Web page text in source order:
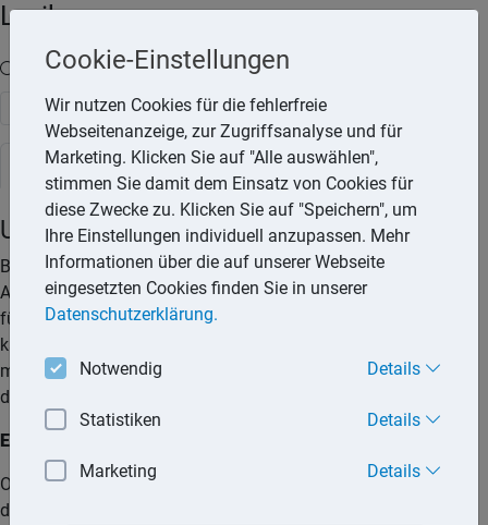
Lexika
Volltext-Suche in den Lexika
Suchen
Rechtslexikon
Untervermietung der Wohnung
Besondere Umstände (z. B. finanzielle Probleme wegen
Arbeitslosigkeit oder Auszug des Partners) können dazu
führen, dass sich der Miete seine Wohnung nicht mehr leisten
kann. Wenn er nicht ausziehen möchte, kann er sich die Miete
mit einem Untermieter teilen. Aber Vorsicht: Der Vermieter hat
dabei ein Wörtchen mitzureden.
Erlaubnis des Vermieters
Ohne Erlaubnis des Vermieters ist der Mieter nicht berechtigt,
die Wohnung weiterzuvermieten. Einen Anspruch auf die
Cookie-Einstellungen
Wir nutzen Cookies für die fehlerfreie
Webseitenanzeige, zur Zugriffsanalyse und für
Marketing. Klicken Sie auf "Alle auswählen",
stimmen Sie damit dem Einsatz von Cookies für
diese Zwecke zu. Klicken Sie auf "Speichern", um
Ihre Einstellungen individuell anzupassen. Mehr
Informationen über die auf unserer Webseite
eingesetzten Cookies finden Sie in unserer
Datenschutzerklärung.
Notwendig Details
Statistiken Details
Marketing Details